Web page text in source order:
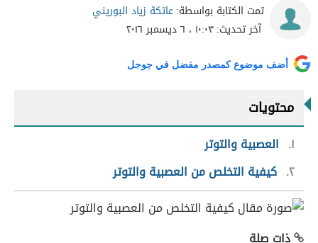
تمت الكتابة بواسطة:عاتكة زياد البوريني
آخر تحديث:١٠:٠٣ ، ٦ ديسمبر ٢٠١٦
أضف موضوع كمصدر مفضل في جوجل
محتويات
١
العصبية والتوتر
٢ كيفية التخلص من العصبية والتوتر
ذات صلة